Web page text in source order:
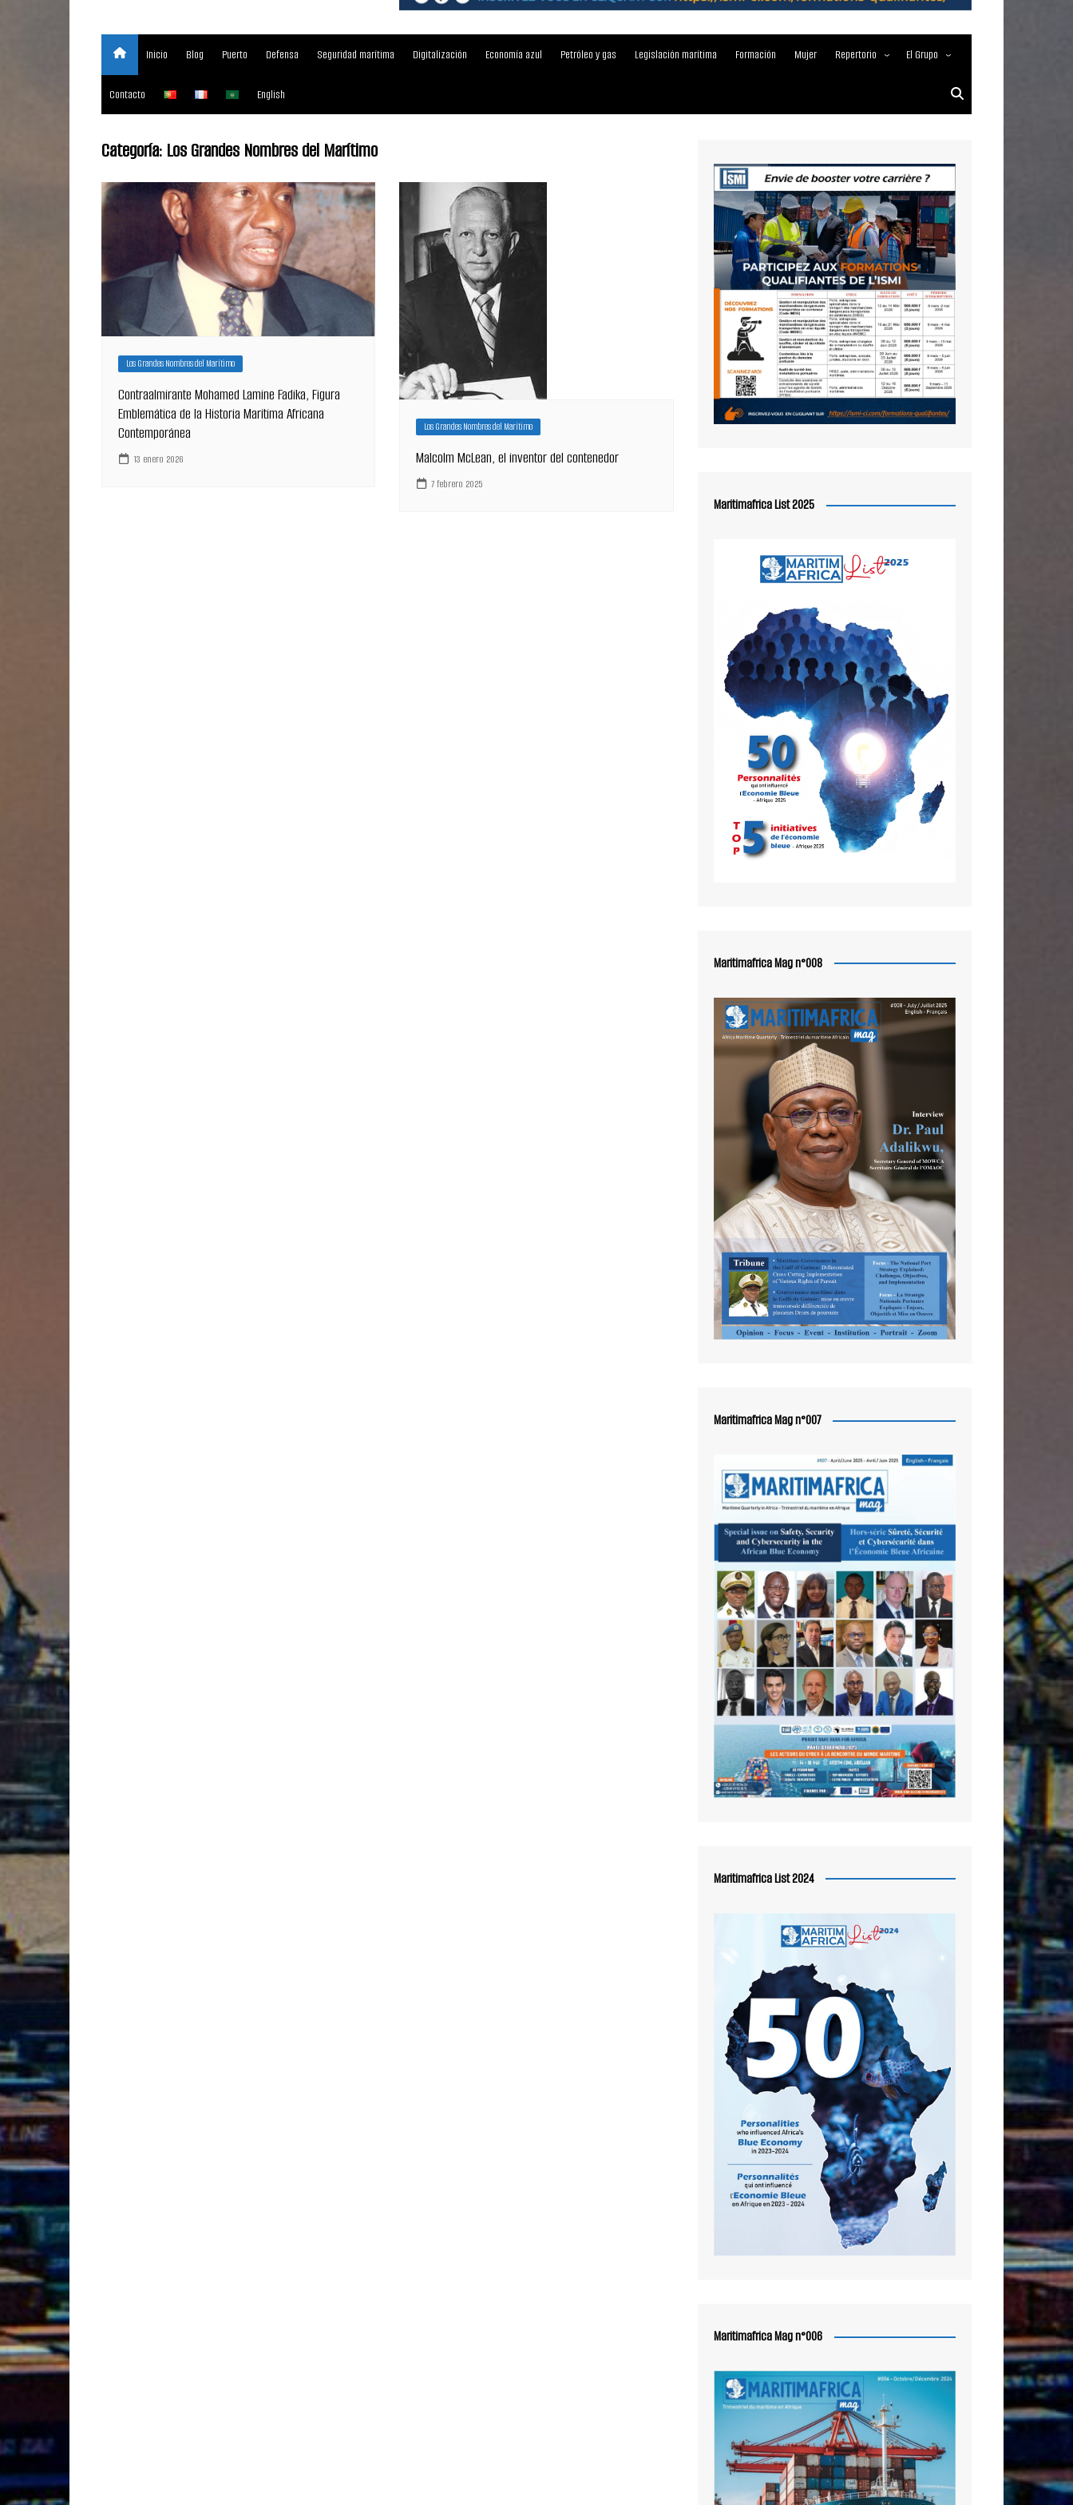
Inicio Blog Puerto Defensa Seguridad marítima Digitalización Economía azul Petróleo y gas Legislación marítima Formación Mujer Repertorio El Grupo
Nuestros Servicios
Maritimafrica Awards
Contacto English
Categoría: Los Grandes Nombres del Marítimo
Los Grandes Nombres del Marítimo
Contraalmirante Mohamed Lamine Fadika, Figura
Emblemática de la Historia Marítima Africana
Contemporánea
13 enero 2026
Los Grandes Nombres del Marítimo
Malcolm McLean, el inventor del contenedor
7 febrero 2025
Maritimafrica List 2025
Maritimafrica Mag n°008
Maritimafrica Mag n°007
Maritimafrica List 2024
Maritimafrica Mag n°006